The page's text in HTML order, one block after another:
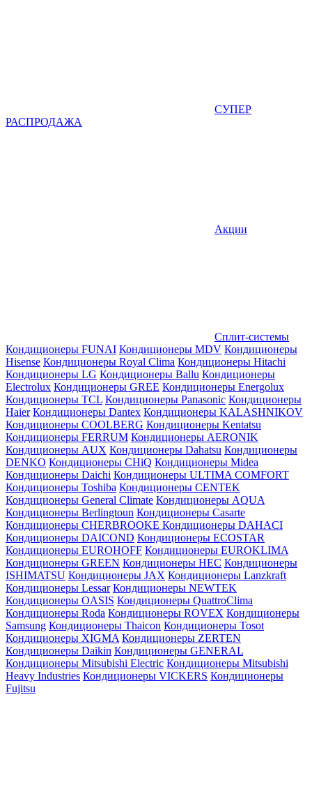
СУПЕР
РАСПРОДАЖА
Акции
Сплит-системы
Кондиционеры FUNAI Кондиционеры MDV Кондиционеры
Hisense Кондиционеры Royal Clima Кондиционеры Hitachi
Кондиционеры LG Кондиционеры Ballu Кондиционеры
Electrolux Кондиционеры GREE Кондиционеры Energolux
Кондиционеры TCL Кондиционеры Panasonic Кондиционеры
Haier Кондиционеры Dantex Кондиционеры KALASHNIKOV
Кондиционеры СOOLBERG Кондиционеры Kentatsu
Кондиционеры FERRUM Кондиционеры AERONIK
Кондиционеры AUX Кондиционеры Dahatsu Кондиционеры
DENKO Кондиционеры CHiQ Кондиционеры Midea
Кондиционеры Daichi Кондиционеры ULTIMA COMFORT
Кондиционеры Toshiba Кондиционеры CENTEK
Кондиционеры General Climate Кондиционеры AQUA
Кондиционеры Berlingtoun Кондиционеры Casarte
Кондиционеры CHERBROOKE Кондиционеры DAHACI
Кондиционеры DAICOND Кондиционеры ECOSTAR
Кондиционеры EUROHOFF Кондиционеры EUROKLIMA
Кондиционеры GREEN Кондиционеры HEC Кондиционеры
ISHIMATSU Кондиционеры JAX Кондиционеры Lanzkraft
Кондиционеры Lessar Кондиционеры NEWTEK
Кондиционеры OASIS Кондиционеры QuattroClima
Кондиционеры Roda Кондиционеры ROVEX Кондиционеры
Samsung Кондиционеры Thaicon Кондиционеры Tosot
Кондиционеры XIGMA Кондиционеры ZERTEN
Кондиционеры Daikin Кондиционеры GENERAL
Кондиционеры Mitsubishi Electric Кондиционеры Mitsubishi
Heavy Industries Кондиционеры VICKERS Кондиционеры
Fujitsu